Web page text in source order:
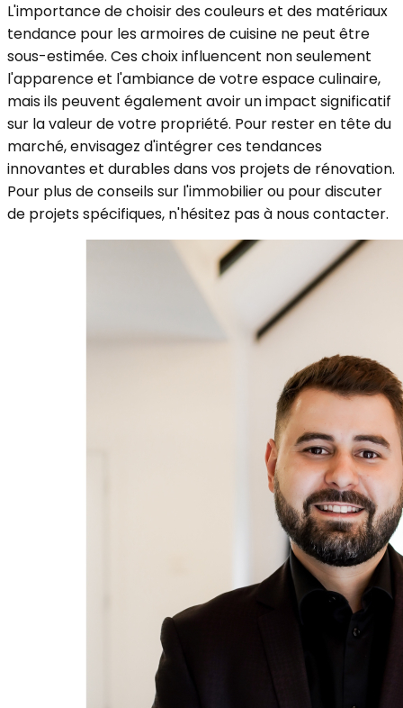
L'importance de choisir des couleurs et des matériaux
tendance pour les armoires de cuisine ne peut être
sous-estimée. Ces choix influencent non seulement
l'apparence et l'ambiance de votre espace culinaire,
mais ils peuvent également avoir un impact significatif
sur la valeur de votre propriété. Pour rester en tête du
marché, envisagez d'intégrer ces tendances
innovantes et durables dans vos projets de rénovation.
Pour plus de conseils sur l'immobilier ou pour discuter
de projets spécifiques, n'hésitez pas à nous contacter.